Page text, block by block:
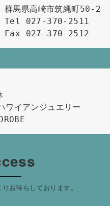
群馬県高崎市筑縄町50-2
Tel 027-370-2511
Fax 027-370-2512
ワイアンジュエリー
お待ちしております。